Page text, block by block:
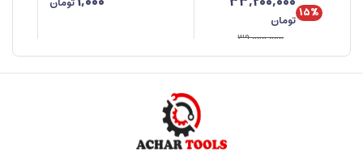
15%تومان
39,000,000